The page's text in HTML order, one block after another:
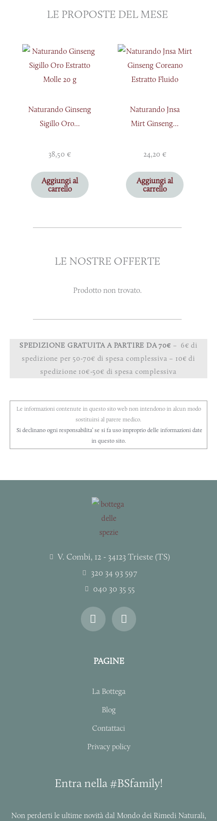
LE PROPOSTE DEL MESE
Naturando Ginseng
Sigillo Oro...
38,50€
Aggiungi al
carrello
Naturando Jnsa
Mirt Ginseng...
24,20€
Aggiungi al
carrello
LE NOSTRE OFFERTE
Prodotto non trovato.
SPEDIZIONE GRATUITA A PARTIRE DA 70€ – 6€ di
spedizione per 50-70€ di spesa complessiva – 10€ di
spedizione 10€-50€ di spesa complessiva
Le informazioni contenute in questo sito web non intendono in alcun modo
sostituirsi al parere medico.
Si declinano ogni responsabilita’ se si fa uso improprio delle informazioni date
in questo sito.
V. Combi, 12 - 34123 Trieste (TS)
320 34 93 597
040 30 35 55
I
n
s
a
g
a
F
a
c
b
o
k
PAGINE
La Bottega
Blog
Contattaci
Privacy policy
Entra nella #BSfamily!
Non perderti le ultime novità dal Mondo dei Rimedi Naturali,